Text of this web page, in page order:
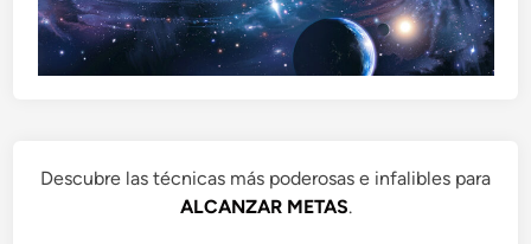
Descubre las técnicas más poderosas e infalibles para
ALCANZAR METAS.